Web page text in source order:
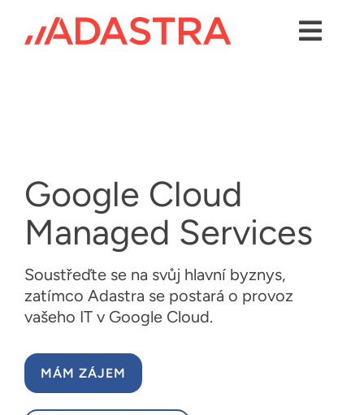
content
Platformy
Řešení
O Adastře
Případové studie
Zdroje
Google Cloud
Managed Services
Soustřeďte se na svůj hlavní byznys,
zatímco Adastra se postará o provoz
vašeho IT v Google Cloud.
MÁM ZÁJEM